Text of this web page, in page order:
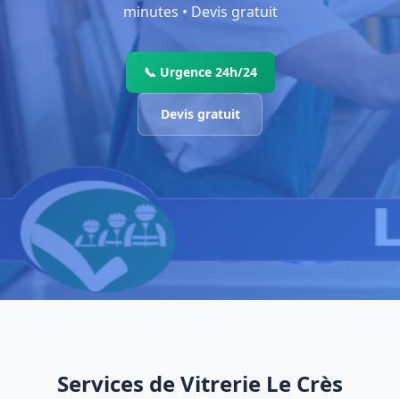
minutes • Devis gratuit
📞 Urgence 24h/24
Devis gratuit
Services de Vitrerie Le Crès